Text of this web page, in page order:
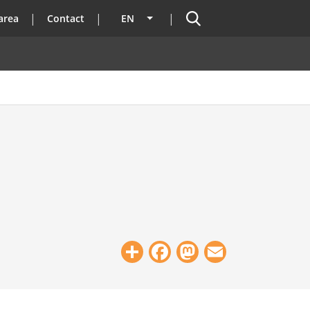
Contact EN List additional actions
Search
ShareFacebook
Mastodon